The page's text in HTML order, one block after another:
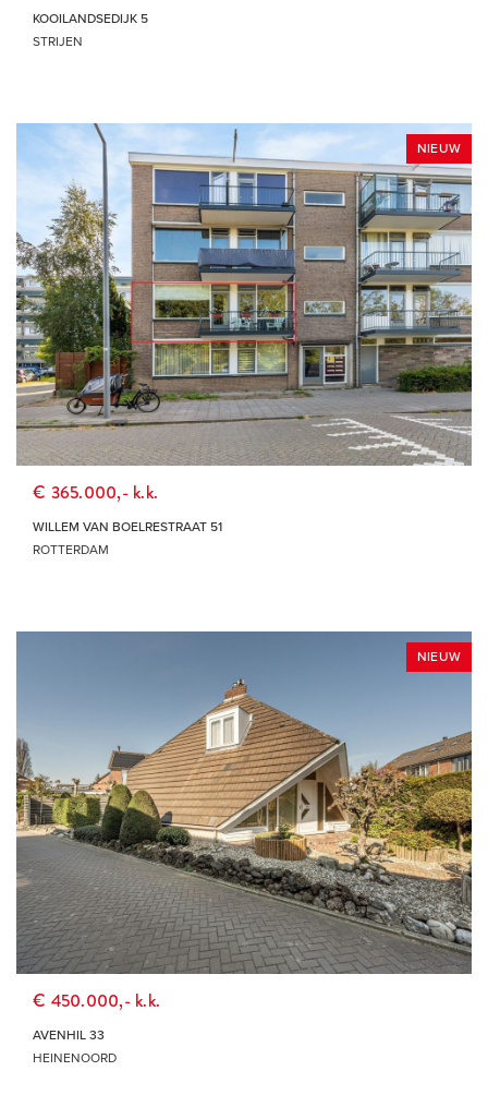
KOOILANDSEDIJK 5
STRIJEN
NIEUW
€ 365.000,- k.k.
WILLEM VAN BOELRESTRAAT 51
ROTTERDAM
NIEUW
€ 450.000,- k.k.
AVENHIL 33
HEINENOORD